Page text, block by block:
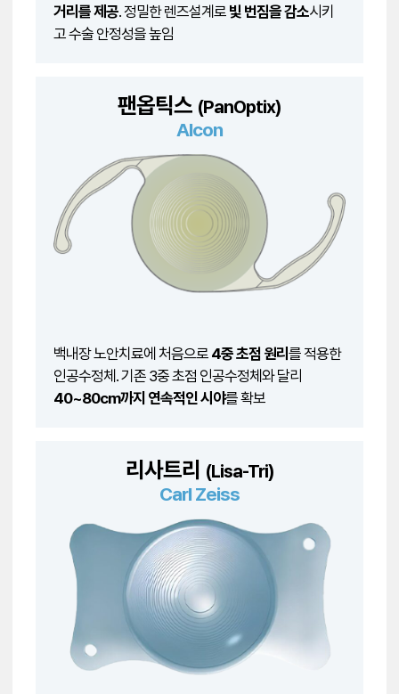
거리를 제공. 정밀한 렌즈설계로 빛 번짐을 감소시키
고 수술 안정성을 높임
팬옵틱스 (PanOptix)
Alcon
백내장 노안치료에 처음으로 4중 초점 원리를 적용한
인공수정체. 기존 3중 초점 인공수정체와 달리
40~80cm까지 연속적인 시야를 확보
리사트리 (Lisa-Tri)
Carl Zeiss